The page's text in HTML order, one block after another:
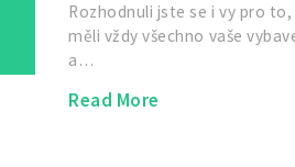
Rozhodnuli jste se i vy pro
měli vždy všechno vaše
a…
Read More